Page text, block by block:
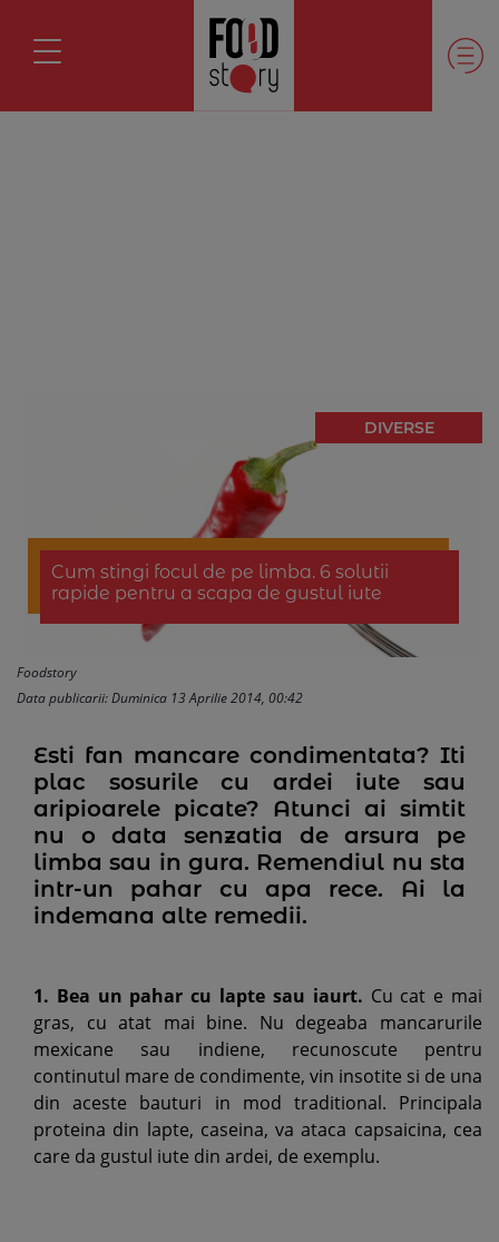
DIVERSE
Cum stingi focul de pe limba. 6 solutii
rapide pentru a scapa de gustul iute
Foodstory
Data publicarii: Duminica 13 Aprilie 2014, 00:42
Esti fan mancare condimentata? Iti
plac sosurile cu ardei iute sau
aripioarele picate? Atunci ai simtit
nu o data senzatia de arsura pe
limba sau in gura. Remendiul nu sta
intr-un pahar cu apa rece. Ai la
indemana alte remedii.
1. Bea un pahar cu lapte sau iaurt. Cu cat e mai
gras, cu atat mai bine. Nu degeaba mancarurile
mexicane sau indiene, recunoscute pentru
continutul mare de condimente, vin insotite si de una
din aceste bauturi in mod traditional. Principala
proteina din lapte, caseina, va ataca capsaicina, cea
care da gustul iute din ardei, de exemplu.